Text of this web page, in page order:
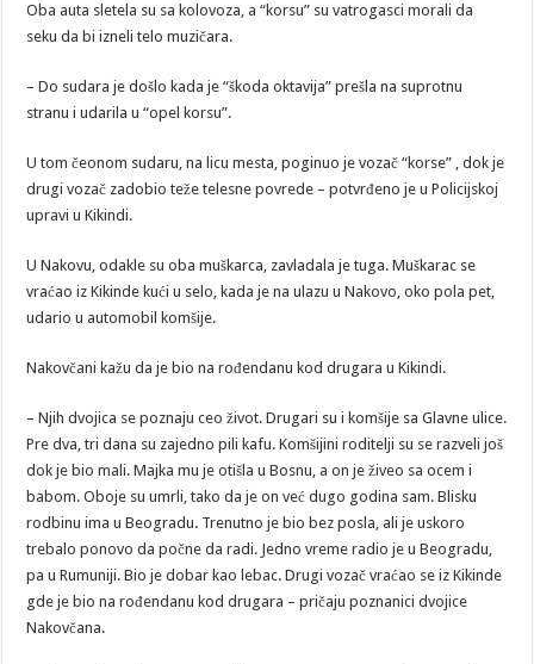
Oba auta sletela su sa kolovoza, a “korsu” su vatrogasci morali da
seku da bi izneli telo muzičara.
– Do sudara je došlo kada je “škoda oktavija” prešla na suprotnu
stranu i udarila u “opel korsu”.
U tom čeonom sudaru, na licu mesta, poginuo je vozač “korse” , dok je
drugi vozač zadobio teže telesne povrede – potvrđeno je u Policijskoj
upravi u Kikindi.
U Nakovu, odakle su oba muškarca, zavladala je tuga. Muškarac se
vraćao iz Kikinde kući u selo, kada je na ulazu u Nakovo, oko pola pet,
udario u automobil komšije.
Nakovčani kažu da je bio na rođendanu kod drugara u Kikindi.
– Njih dvojica se poznaju ceo život. Drugari su i komšije sa Glavne ulice.
Pre dva, tri dana su zajedno pili kafu. Komšijini roditelji su se razveli još
dok je bio mali. Majka mu je otišla u Bosnu, a on je živeo sa ocem i
babom. Oboje su umrli, tako da je on već dugo godina sam. Blisku
rodbinu ima u Beogradu. Trenutno je bio bez posla, ali je uskoro
trebalo ponovo da počne da radi. Jedno vreme radio je u Beogradu,
pa u Rumuniji. Bio je dobar kao lebac. Drugi vozač vraćao se iz Kikinde
gde je bio na rođendanu kod drugara – pričaju poznanici dvojice
Nakovčana.